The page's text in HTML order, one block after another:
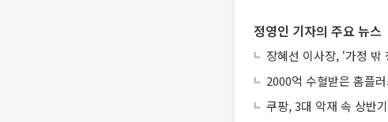
정영인 기자의 주요 뉴스
장혜선 이사장, ‘가정
2000억 수혈받은 홈플
쿠팡, 3대 악재 속 상반